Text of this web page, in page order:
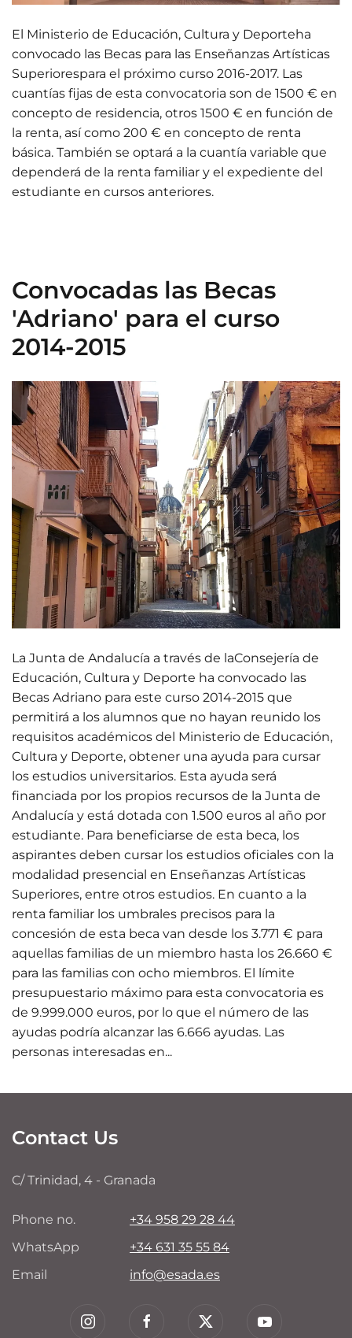
El Ministerio de Educación, Cultura y Deporteha
convocado las Becas para las Enseñanzas Artísticas
Superiorespara el próximo curso 2016-2017. Las
cuantías fijas de esta convocatoria son de 1500 € en
concepto de residencia, otros 1500 € en función de
la renta, así como 200 € en concepto de renta
básica. También se optará a la cuantía variable que
dependerá de la renta familiar y el expediente del
estudiante en cursos anteriores.
Convocadas las Becas
'Adriano' para el curso
2014-2015
La Junta de Andalucía a través de laConsejería de
Educación, Cultura y Deporte ha convocado las
Becas Adriano para este curso 2014-2015 que
permitirá a los alumnos que no hayan reunido los
requisitos académicos del Ministerio de Educación,
Cultura y Deporte, obtener una ayuda para cursar
los estudios universitarios. Esta ayuda será
financiada por los propios recursos de la Junta de
Andalucía y está dotada con 1.500 euros al año por
estudiante. Para beneficiarse de esta beca, los
aspirantes deben cursar los estudios oficiales con la
modalidad presencial en Enseñanzas Artísticas
Superiores, entre otros estudios. En cuanto a la
renta familiar los umbrales precisos para la
concesión de esta beca van desde los 3.771 € para
aquellas familias de un miembro hasta los 26.660 €
para las familias con ocho miembros. El límite
presupuestario máximo para esta convocatoria es
de 9.999.000 euros, por lo que el número de las
ayudas podría alcanzar las 6.666 ayudas. Las
personas interesadas en...
Contact Us
C/ Trinidad, 4 - Granada
Phone no.
+34 958 29 28 44
WhatsApp
+34 631 35 55 84
Email
info@esada.es